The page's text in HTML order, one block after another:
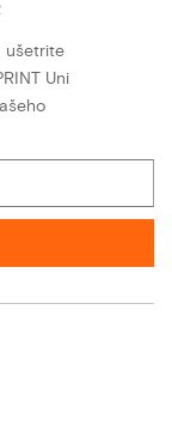
ušetrite
Uni